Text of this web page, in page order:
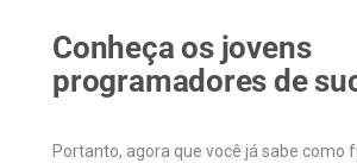
Conheça os jovens
programadores de
Portanto, agora que você já sabe como